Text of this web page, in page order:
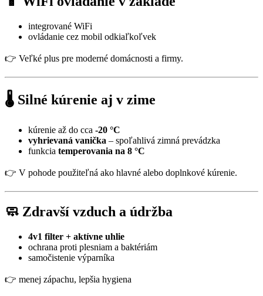
integrované WiFi
ovládanie cez mobil odkiaľkoľvek
👉 Veľké plus pre moderné domácnosti a firmy.
🌡️ Silné kúrenie aj v zime
kúrenie až do cca -20 °C
vyhrievaná vanička – spoľahlivá zimná prevádzka
funkcia temperovania na 8 °C
👉 V pohode použiteľná ako hlavné alebo doplnkové kúrenie.
🧼 Zdravší vzduch a údržba
4v1 filter + aktívne uhlie
ochrana proti plesniam a baktériám
samočistenie výparníka
👉 menej zápachu, lepšia hygiena